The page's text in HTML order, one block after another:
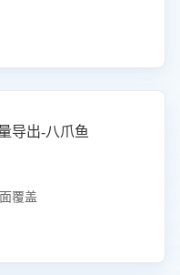
导出-八爪鱼
覆盖